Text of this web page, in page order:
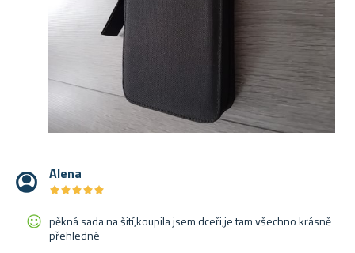
Alena
★★★★★
★★★★★
pěkná sada na šití,koupila jsem dceři,je tam všechno krásně
přehledné